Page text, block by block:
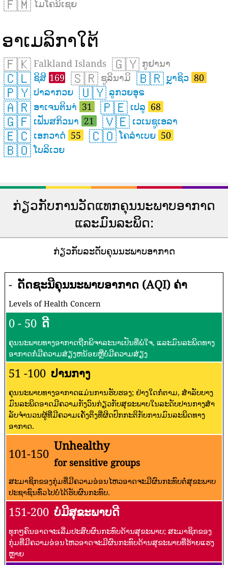
🇫🇲 ໄມໂຄນິເຊຍ
ອາເມລິກາໃຕ້
🇫🇰 Falkland Islands 🇬🇾 ກູຢານາ
🇨🇱 ຊິສິ 169 🇸🇷 ຊູລິນາມິ 🇧🇷 ບຼາຊິວ 80
🇵🇾 ປາລາກວຍ 🇺🇾 ລູກວຍອຸຣ
🇦🇷 ອາເຈນຕິນາ່ 31 🇵🇪 ເປລູ 68
🇬🇫 ເຟັນສກິວນາ 21 🇻🇪 ເວເນຊູເອລາ
🇪🇨 ເອກວາດໍ 55 🇨🇴ໂຄລຳເບຍ 50
🇧🇴ໂບລິເວຍ
ກ່ຽວກັບການວັດແທກຄຸນນະພາບອາກາດ
ແລະມົນລະພິດ:
ກ່ຽວກັບລະດັບຄຸນນະພາບອາກາດ
- ດັດຊະນີຄຸນນະພາບອາກາດ (AQI) ຄ່າ
Levels of Health Concern
0 - 50 ດີ
ຄຸນນະພາບທາງອາກາດຖືກພິຈາລະນາເປັນທີ່ພໍໃຈ, ແລະມົນລະພິດທາງ
ອາກາດກໍ່ມີຄວາມສ່ຽງຫນ້ອຍຫຼືບໍ່ມີຄວາມສ່ຽງ
51 -100 ປານກາງ
ຄຸນນະພາບທາງອາກາດແມ່ນການຮັບຮອງ; ຢ່າງໃດກໍ່ຕາມ, ສໍາລັບບາງ
ມົນລະພິດອາດມີຄວາມກັງວົນກ່ຽວກັບສຸຂະພາບໃນລະດັບປານກາງສໍາ
ລັບຈໍານວນຜູ້ທີ່ມີຄວາມເຄັ່ງຕຶງທີ່ຜິດປົກກະຕິກັບການມົນລະພິດທາງ
ອາກາດ.
101-150
Unhealthy
for sensitive groups
ສະມາຊິກຂອງກຸ່ມທີ່ມີຄວາມອ່ອນໄຫວອາດຈະມີຜົນກະທົບຕໍ່ສຸຂະພາບ
ປະຊາຊົນທົ່ວໄປບໍ່ໄດ້ຮັບຜົນກະທົບ.
151-200 ບໍ່ມີສຸຂະພາບດີ
ທຸກໆຄົນອາດຈະເລີ່ມປະສົບຜົນກະທົບດ້ານສຸຂະພາບ; ສະມາຊິກຂອງ
ກຸ່ມທີ່ມີຄວາມອ່ອນໄຫວອາດຈະມີຜົນກະທົບດ້ານສຸຂະພາບທີ່ຮ້າຍແຮງ
ຫຼາຍ